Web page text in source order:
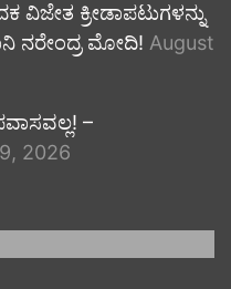
ಕ್ರೀಡಾಪಟುಗಳನ್ನು
ನರೇಂದ್ರ ಮೋದಿ! August
–
2026